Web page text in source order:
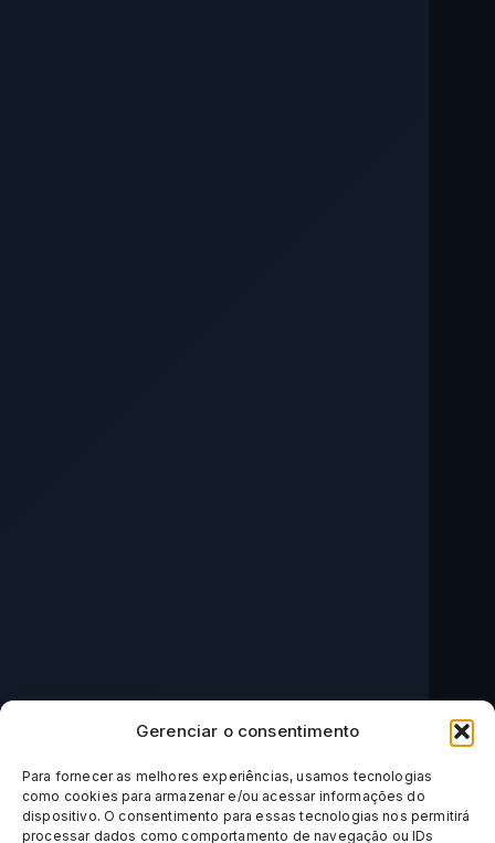
Gerenciar o consentimento
Para fornecer as melhores experiências, usamos tecnologias
como cookies para armazenar e/ou acessar informações do
dispositivo. O consentimento para essas tecnologias nos permitirá
processar dados como comportamento de navegação ou IDs